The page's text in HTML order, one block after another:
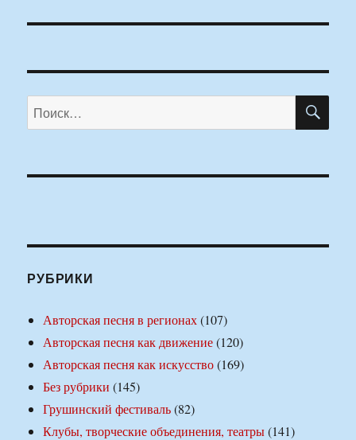
Искать:
РУБРИКИ
Авторская песня в регионах(107)
Авторская песня как движение(120)
Авторская песня как искусство(169)
Без рубрики (145)
Грушинский фестиваль(82)
Клубы, творческие объединения, театры(141)